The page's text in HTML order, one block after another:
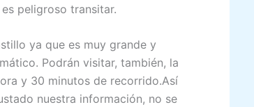
peligroso transitar.
ya que es muy grande y
Podrán visitar, también, la
y 30 minutos de recorrido.Así
nuestra información, no se